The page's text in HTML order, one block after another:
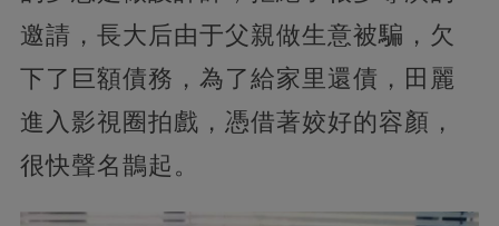
邀請，長大后由于父親做生意被騙，欠
下了巨額債務，為了給家里還債，田麗
進入影視圈拍戲，憑借著姣好的容顏，
很快聲名鵲起。